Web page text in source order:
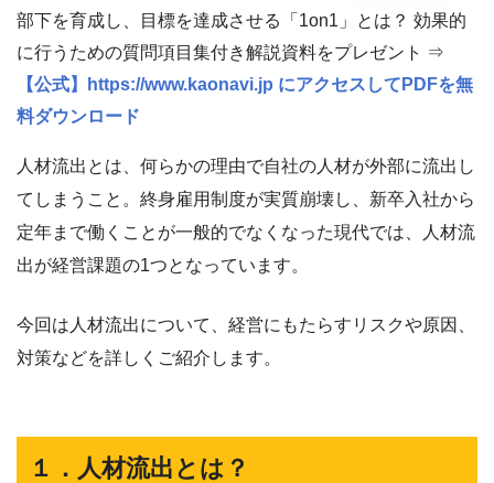
部下を育成し、目標を達成させる「1on1」とは？ 効果的
に行うための質問項目集付き解説資料をプレゼント ⇒
【公式】https://www.kaonavi.jp にアクセスしてPDFを無
料ダウンロード
人材流出とは、何らかの理由で自社の人材が外部に流出し
てしまうこと。終身雇用制度が実質崩壊し、新卒入社から
定年まで働くことが一般的でなくなった現代では、人材流
出が経営課題の1つとなっています。
今回は人材流出について、経営にもたらすリスクや原因、
対策などを詳しくご紹介します。
１．人材流出とは？